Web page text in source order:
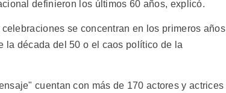
definieron los últimos 60 años, explicó.
se concentran en los primeros años
la década del 50 o el caos político de la
cuentan con más de 170 actores y actrices